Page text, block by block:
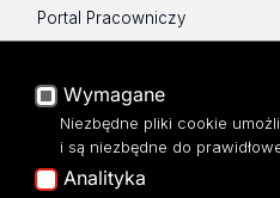
Portal Pracowniczy
Baza Aktów Własnych
Moodle
Eksperci UŁ
Polityka Prywatności
Dostępność
Wymagane
Niezbędne pliki cookie
i są niezbędne do
Analityka